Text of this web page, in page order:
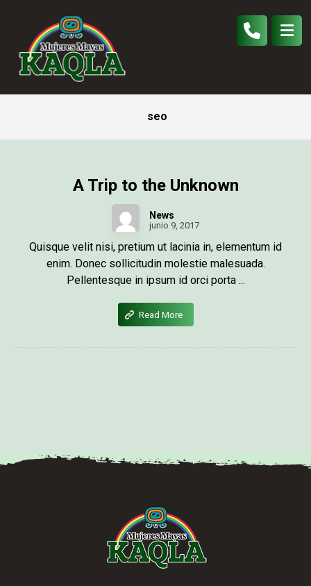
seo
A Trip to the Unknown
News
junio 9, 2017
Quisque velit nisi, pretium ut lacinia in, elementum id
enim. Donec sollicitudin molestie malesuada.
Pellentesque in ipsum id orci porta ...
Read More